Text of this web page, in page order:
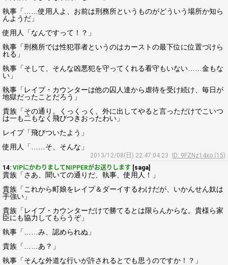
執事「……使用人よ、お前は刑務所というものがどういう場所か知ら
んようだ」
使用人「なんですって！？」
執事「刑務所では性犯罪者というのはカーストの最下位に位置づけら
れる」
執事「そして、そんな凶悪犯を守ってくれる看守もいない……金もな
い」
執事「レイプ・カウンターは他の囚人達から虐待を受け続け、毎日が
地獄だったことだろう」
貴族「その通り。くっくっく、外に出してやると言っただけでこいつ
は一も二もなく飛びつきおったわい」
レイプ「飛びついたよう」
使用人「……そ、そんな」
2013/12/08(日) 22:47:04.23
ID: 9FZNz14xo (15)
14: VIPにかわりましてNIPPERがお送りします [saga]
貴族「さあ、聞いての通りだ、執事、使用人！」
貴族「これから町娘をレイプ＆ダーイするわけだが、いかんせん奴は
手強い」
貴族「レイプ・カウンターだけで勝てるとは限らんからな。貴様ら家
臣にも協力してもらうぞ」
執事「……み、認められぬ」
貴族「……あ？」
執事「そんな外道な行いが許されるとでも思うのですか！？」